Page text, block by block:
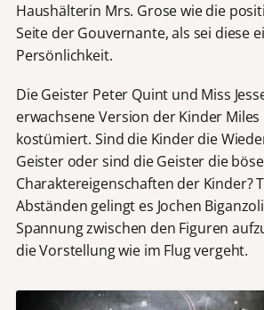
Haushälterin Mrs. Grose wie die
Seite der Gouvernante, als sei diese
Persönlichkeit.
Die Geister Peter Quint und Miss
erwachsene Version der Kinder
kostümiert. Sind die Kinder die
Geister oder sind die Geister die
Charaktereigenschaften der Kinder?
Abständen gelingt es Jochen
Spannung zwischen den Figuren
die Vorstellung wie im Flug vergeht.